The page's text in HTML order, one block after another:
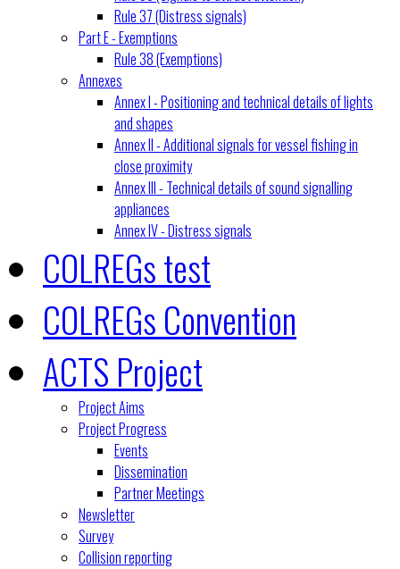
Rule 37 (Distress signals)
Part E - Exemptions
Rule 38 (Exemptions)
Annexes
Annex I - Positioning and technical details of lights
and shapes
Annex II - Additional signals for vessel fishing in
close proximity
Annex III - Technical details of sound signalling
appliances
Annex IV - Distress signals
COLREGs test
COLREGs Convention
ACTS Project
Project Aims
Project Progress
Events
Dissemination
Partner Meetings
Newsletter
Survey
Collision reporting